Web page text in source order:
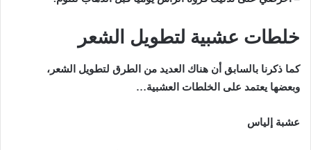
خلطات عشبية لتطويل الشعر
كما ذكرنا بالسابق أن هناك العديد من الطرق لتطويل الشعر،
وبعضها يعتمد على الخلطات العشبية…
عشبة إلياس